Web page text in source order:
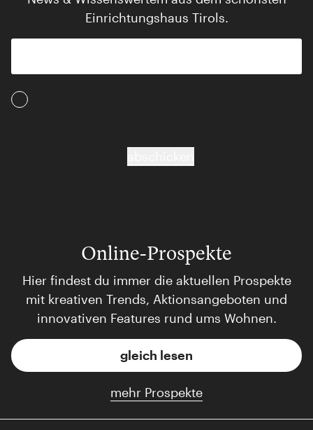
Einrichtungshaus Tirols.
Online-Prospekte
Hier findest du immer die aktuellen Prospekte
mit kreativen Trends, Aktionsangeboten und
innovativen Features rund ums Wohnen.
gleich lesen
mehr Prospekte